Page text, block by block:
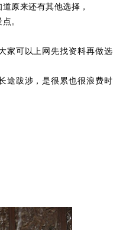
原来还有其他选择，
。
家可以上网先找资料再做选
途跋涉，是很累也很浪费时